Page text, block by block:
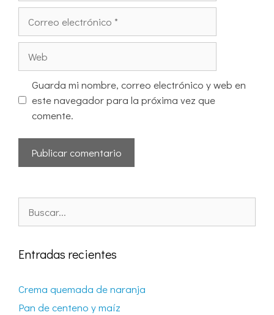
Guarda mi nombre, correo electrónico y web en
este navegador para la próxima vez que
comente.
Entradas recientes
Crema quemada de naranja
Pan de centeno y maíz